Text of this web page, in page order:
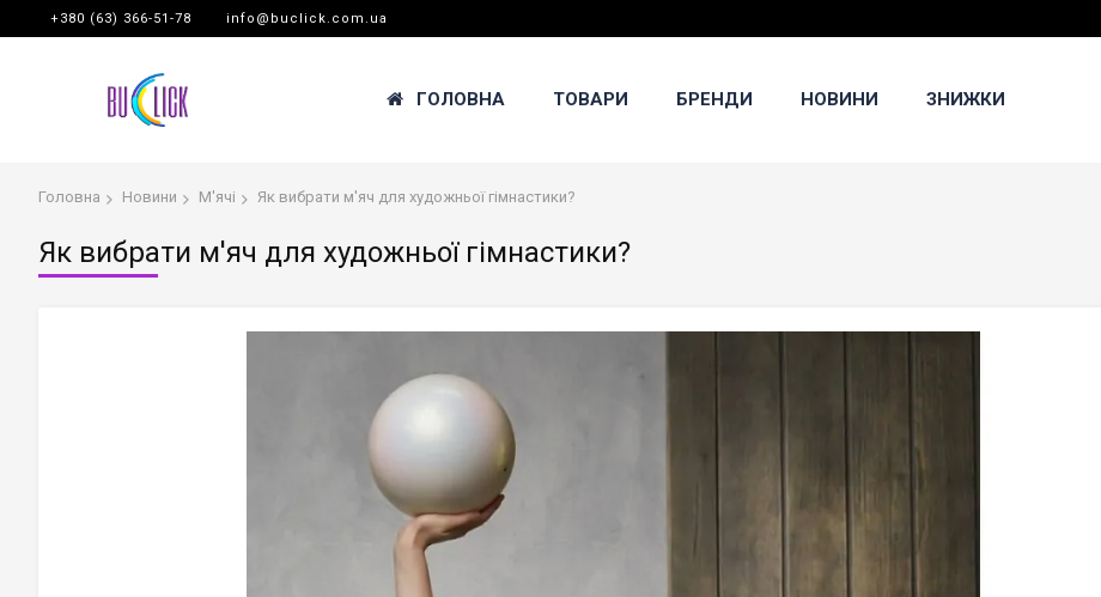
+380 (63) 366-51-78 info@buclick.com.ua
ГОЛОВНА ТОВАРИ БРЕНДИ НОВИНИ ЗНИЖКИ
Головна Новини М'ячі Як вибрати м'яч для художньої гімнастики?
Як вибрати м'яч для художньої гімнастики?